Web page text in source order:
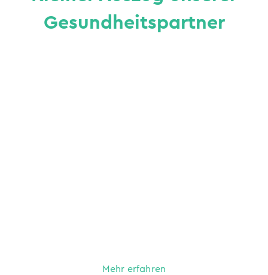
Gesundheitspartner
Mehr erfahren